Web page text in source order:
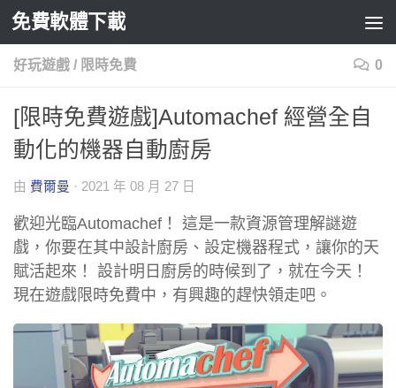
Skip to content
免費軟體下載
好玩遊戲 / 限時免費 0
[限時免費遊戲]Automachef 經營全自
動化的機器自動廚房
由 費爾曼 · 2021 年 08 月 27 日
歡迎光臨Automachef！ 這是一款資源管理解謎遊
戲，你要在其中設計廚房、設定機器程式，讓你的天
賦活起來！ 設計明日廚房的時候到了，就在今天！
現在遊戲限時免費中，有興趣的趕快領走吧。